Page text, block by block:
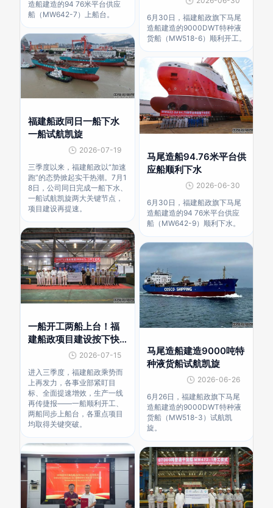
造船建造的94 76米平台供应
船（MW642-7）上船台。
福建船政同日一船下水
一船试航凯旋
2026-07-19
三季度以来，福建船政以“加速
跑”的态势掀起实干热潮。7月1
8日，公司同日完成一船下水、
一船试航凯旋两大关键节点，
项目建设再提速。
一船开工两船上台！福
建船政项目建设按下快
2026-07-15
进入三季度，福建船政乘势而
上再发力，各事业部紧盯目
标、全面提速增效，生产一线
再传捷报——一船顺利开工、
两船同步上船台，各重点项目
均取得关键突破。
6月30日，福建船政旗下马尾
造船建造的9000DWT特种液
货船（MW518-6）顺利开工。
马尾造船94.76米平台供
应船顺利下水
2026-06-30
6月30日，福建船政旗下马尾
造船建造的94 76米平台供应
船（MW642-9）顺利下水。
马尾造船建造9000吨特
种液货船试航凯旋
2026-06-26
6月26日，福建船政旗下马尾
造船建造的9000DWT特种液
货船（MW518-3）试航凯
旋。